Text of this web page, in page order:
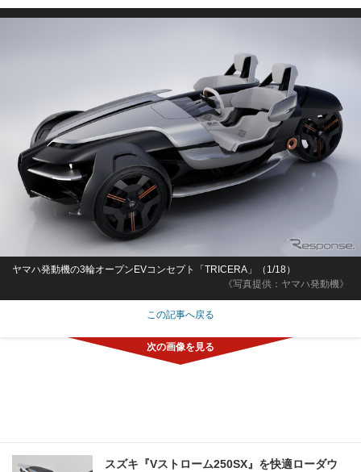
《写真提供：ヤマハ発動機》
ヤマハ発動機の3輪オープンEVコンセプト「TRICERA」（1/18）
この記事へ戻る
スズキ『Vストローム250SX』を快適ローダウ